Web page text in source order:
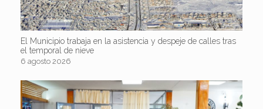
El Municipio trabaja en la asistencia y despeje de calles tras
el temporal de nieve
6 agosto 2026